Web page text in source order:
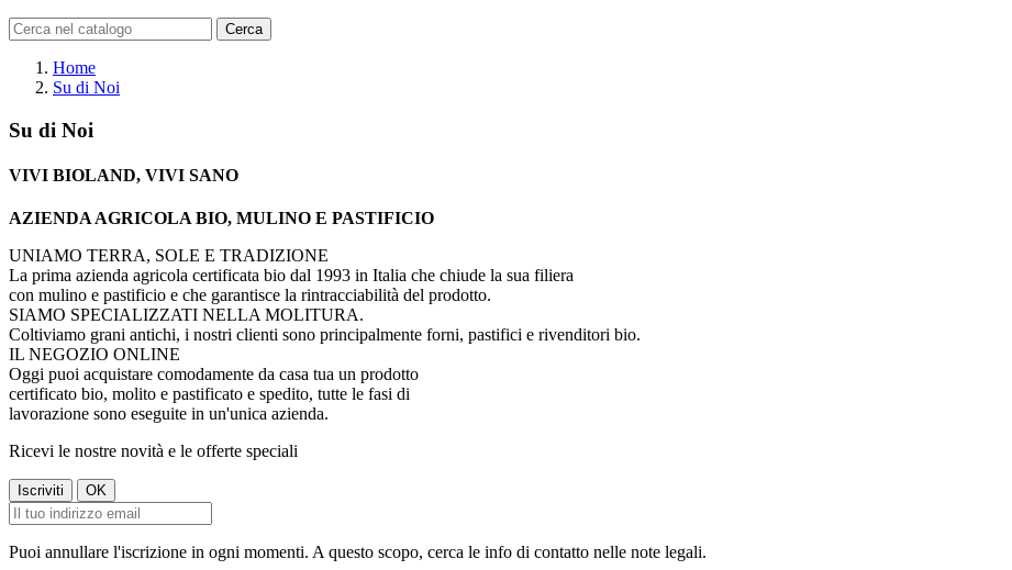
Cerca
Home
Su di Noi
Su di Noi
VIVI BIOLAND, VIVI SANO
AZIENDA AGRICOLA BIO, MULINO E PASTIFICIO
UNIAMO TERRA, SOLE E TRADIZIONE
La prima azienda agricola certificata bio dal 1993 in Italia che chiude la sua filiera
con mulino e pastificio e che garantisce la rintracciabilità del prodotto.
SIAMO SPECIALIZZATI NELLA MOLITURA.
Coltiviamo grani antichi, i nostri clienti sono principalmente forni, pastifici e rivenditori bio.
IL NEGOZIO ONLINE
Oggi puoi acquistare comodamente da casa tua un prodotto
certificato bio, molito e pastificato e spedito, tutte le fasi di
lavorazione sono eseguite in un'unica azienda.
Ricevi le nostre novità e le offerte speciali
Puoi annullare l'iscrizione in ogni momenti. A questo scopo, cerca le info di contatto nelle note legali.